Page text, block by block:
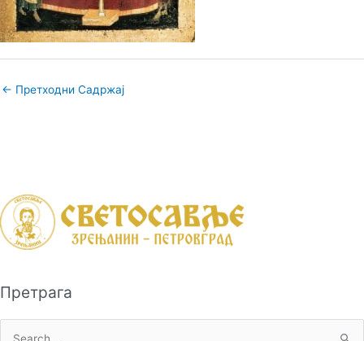
← Претходни Садржај
Претрага